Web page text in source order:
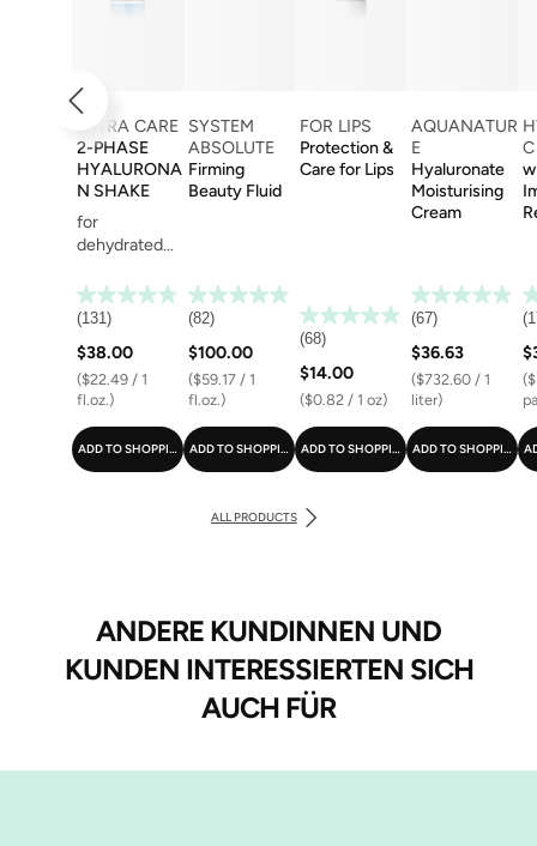
EXTRA CARE
2-PHASE
HYALURONA
N SHAKE
for
dehydrated
(131)
$38.00
($22.49 / 1
fl.oz.)
ADD TO SHOPPING CART
SYSTEM
ABSOLUTE
Firming
Beauty Fluid
(82)
$100.00
($59.17 / 1
fl.oz.)
ADD TO SHOPPING CART
FOR LIPS
Protection &
Care for Lips
(68)
$14.00
($0.82 / 1 oz)
ADD TO SHOPPING CART
AQUANATUR
E
Hyaluronate
Moisturising
Cream
(67)
$36.63
($732.60 / 1
liter)
ADD TO SHOPPING
ALL PRODUCTS
ANDERE KUNDINNEN UND
KUNDEN INTERESSIERTEN SICH
AUCH FÜR